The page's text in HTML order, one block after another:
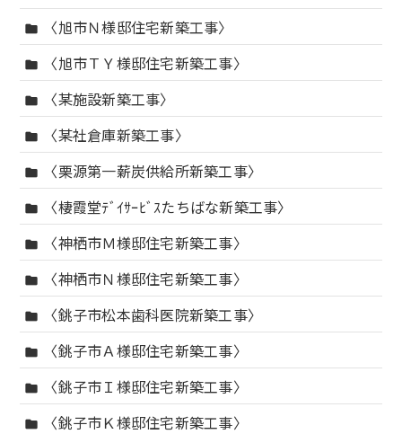
folder 〈旭市Ｎ様邸住宅新築工事〉
folder 〈旭市ＴＹ様邸住宅新築工事〉
folder 〈某施設新築工事〉
folder 〈某社倉庫新築工事〉
folder 〈栗源第一薪炭供給所新築工事〉
folder 〈棲霞堂ﾃﾞｲｻｰﾋﾞｽたちばな新築工事〉
folder 〈神栖市Ｍ様邸住宅新築工事〉
folder 〈神栖市Ｎ様邸住宅新築工事〉
folder 〈銚子市松本歯科医院新築工事〉
folder 〈銚子市Ａ様邸住宅新築工事〉
folder 〈銚子市Ｉ様邸住宅新築工事〉
folder 〈銚子市Ｋ様邸住宅新築工事〉